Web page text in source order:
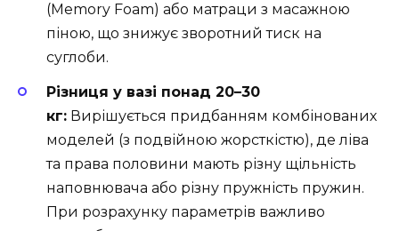
(Memory Foam) або матраци з масажною
піною, що знижує зворотний тиск на
суглоби.
Різниця у вазі понад 20–30
кг: Вирішується придбанням комбінованих
моделей (з подвійною жорсткістю), де ліва
та права половини мають різну щільність
наповнювача або різну пружність пружин.
При розрахунку параметрів важливо